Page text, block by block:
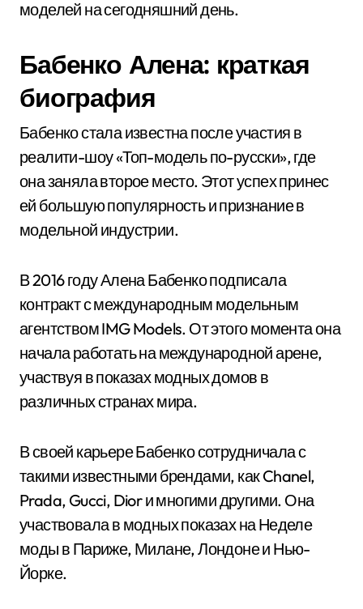
моделей на сегодняшний день.
Бабенко Алена: краткая
биография
Бабенко стала известна после участия в
реалити-шоу «Топ-модель по-русски», где
она заняла второе место. Этот успех принес
ей большую популярность и признание в
модельной индустрии.
В 2016 году Алена Бабенко подписала
контракт с международным модельным
агентством IMG Models. От этого момента она
начала работать на международной арене,
участвуя в показах модных домов в
различных странах мира.
В своей карьере Бабенко сотрудничала с
такими известными брендами, как Chanel,
Prada, Gucci, Dior и многими другими. Она
участвовала в модных показах на Неделе
моды в Париже, Милане, Лондоне и Нью-
Йорке.